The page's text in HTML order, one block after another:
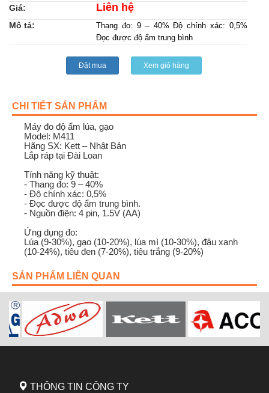
Giá: Liên hệ
Mô tả:
Thang đo: 9 – 40% Độ chính xác: 0,5%
Đọc được độ ẩm trung bình
Đặt mua Xem giỏ hàng
CHI TIẾT SẢN PHẨM
Máy đo độ ẩm lúa, gạo
Model: M411
Hãng SX: Kett – Nhật Bản
Lắp ráp tại Đài Loan
Tính năng kỹ thuật:
- Thang đo: 9 – 40%
- Độ chính xác: 0,5%
- Đọc được độ ẩm trung bình.
- Nguồn điện: 4 pin, 1.5V (AA)
Ứng dụng đo:
Lúa (9-30%), gạo (10-20%), lúa mì (10-30%), đậu xanh
(10-24%), tiêu đen (7-20%), tiêu trắng (9-20%)
SẢN PHẨM LIÊN QUAN
THÔNG TIN CÔNG TY